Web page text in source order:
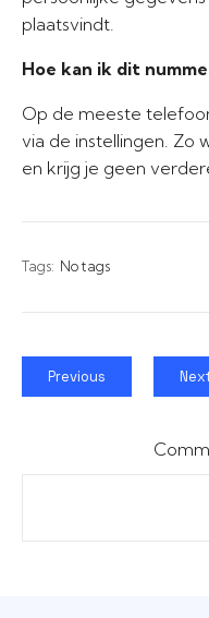
plaatsvindt.
Hoe kan ik dit
Op de meeste
via de instellingen. Zo
en krijg je geen
Tags: No tags
Previous